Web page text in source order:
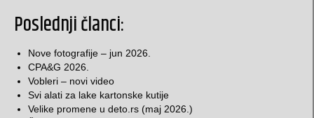
Papir za pakovanje, stikeri…
Klasične kartonske kutije
Promo proizvodi
Novi i originalni reklamni proizvodi
Poslednji članci:
Nove fotografije – jun 2026.
CPA&G 2026.
Vobleri – novi video
Svi alati za lake kartonske kutije
Velike promene u deto.rs (maj 2026.)